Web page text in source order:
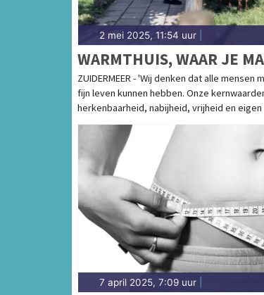
2 mei 2025, 11:54 uur
WARMTHUIS, WAAR JE
ZUIDERMEER - 'Wij denken dat alle mensen
fijn leven kunnen hebben. Onze
herkenbaarheid, nabijheid, vrijheid en eigen
7 april 2025, 7:09 uur